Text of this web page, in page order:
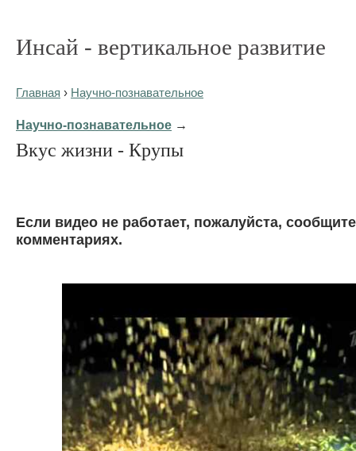
Инсай - вертикальное развитие
Главная › Научно-познавательное
Научно-познавательное →
Вкус жизни - Крупы
Eсли видео не работает, пожалуйста,
комментариях.